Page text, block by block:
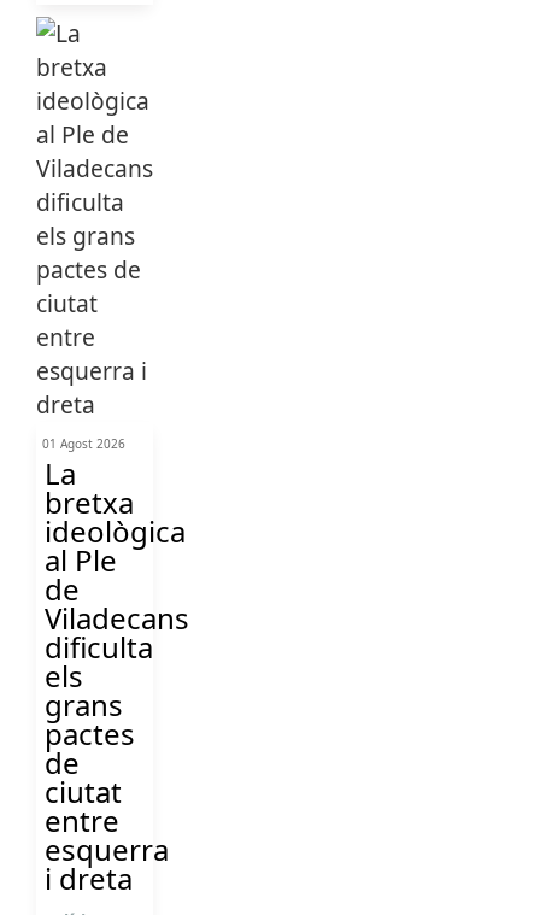
01 Agost 2026
La
bretxa
ideològica
al Ple
de
Viladecans
dificulta
els
grans
pactes
de
ciutat
entre
esquerra
i dreta